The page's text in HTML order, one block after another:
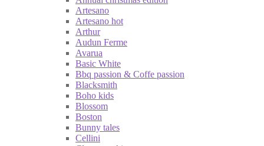
Artesano
Artesano hot
Arthur
Audun Ferme
Avarua
Basic White
Bbq passion & Coffe passion
Blacksmith
Boho kids
Blossom
Boston
Bunny tales
Cellini